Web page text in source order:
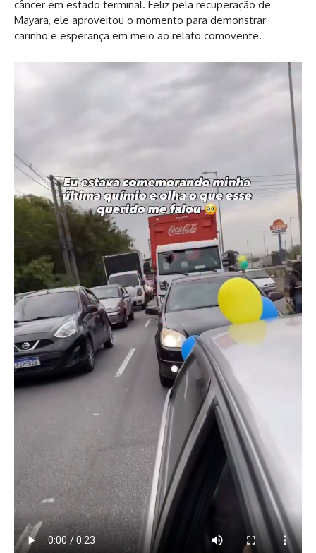
câncer em estado terminal. Feliz pela recuperação de
Mayara, ele aproveitou o momento para demonstrar
carinho e esperança em meio ao relato comovente.